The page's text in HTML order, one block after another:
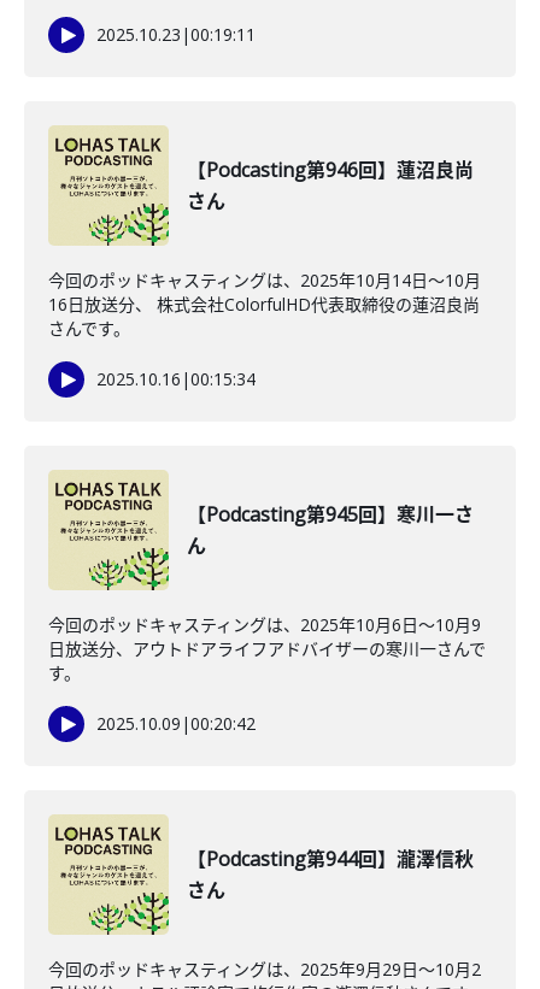
2025.10.23 |00:19:11
【Podcasting第946回】蓮沼良尚
さん
今回のポッドキャスティングは、2025年10月14日〜10月
16日放送分、 株式会社ColorfulHD代表取締役の蓮沼良尚
さんです。
2025.10.16 |00:15:34
【Podcasting第945回】寒川一さ
ん
今回のポッドキャスティングは、2025年10月6日〜10月9
日放送分、アウトドアライフアドバイザーの寒川一さんで
す。
2025.10.09 |00:20:42
【Podcasting第944回】瀧澤信秋
さん
今回のポッドキャスティングは、2025年9月29日〜10月2